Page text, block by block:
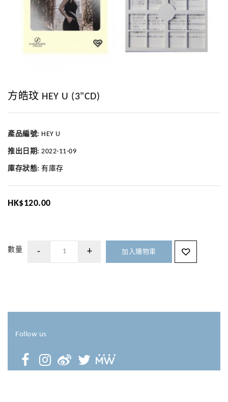
方皓玟 HEY U (3"CD)
產品編號: HEY U
推出日期: 2022-11-09
庫存狀態: 有庫存
HK$120.00
數量 加入購物車
Follow us